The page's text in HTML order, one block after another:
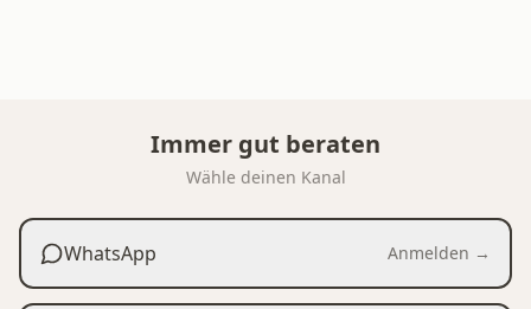
Immer gut beraten
Wähle deinen Kanal
WhatsApp Anmelden →